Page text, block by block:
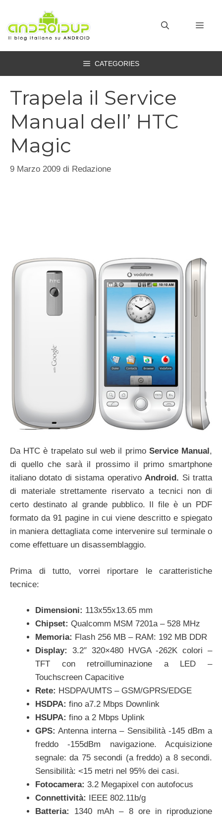
contenuto
CATEGORIES
Trapela il Service
Manual dell’ HTC
Magic
9 Marzo 2009 di Redazione
Da HTC è trapelato sul web il primo Service Manual ,
di quello che sarà il prossimo il primo smartphone
italiano dotato di sistama operativoAndroid. Si tratta
di materiale strettamente riservato a tecnici non di
certo destinato al grande pubblico. Il file è un PDF
formato da 91 pagine in cui viene descritto e spiegato
in maniera dettagliata come intervenire sul terminale o
come effettuare un disassemblaggio.
Prima di tutto, vorrei riportare le caratteristiche
tecnice:
Dimensioni: 113x55x13.65 mm
Chipset: Qualcomm MSM 7201a – 528 MHz
Memoria: Flash 256 MB – RAM: 192 MB DDR
Display:
3.2″ 320×480 HVGA -262K colori –
TFT con retroilluminazione a LED –
Touchscreen Capacitive
Rete: HSDPA/UMTS – GSM/GPRS/EDGE
HSDPA: fino a7.2 Mbps Downlink
HSUPA: fino a 2 Mbps Uplink
GPS: Antenna interna – Sensibilità -145 dBm a
freddo -155dBm navigazione. Acquisizione
segnale: da 75 secondi (a freddo) a 8 secondi.
Sensibilità: <15 metri nel 95% dei casi.
Fotocamera: 3.2 Megapixel con autofocus
Connettività:
IEEE 802.11b/g
Batteria:
1340 mAh – 8 ore in riproduzione